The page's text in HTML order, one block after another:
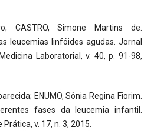
CASTRO, Simone Martins de.
leucemias linfóides agudas. Jornal
Laboratorial, v. 40, p. 91-98,
ENUMO, Sônia Regina Fiorim.
fases da leucemia infantil.
v. 17, n. 3, 2015.